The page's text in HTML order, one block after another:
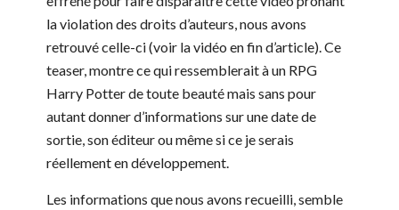
la violation des droits d’auteurs, nous avons
retrouvé celle-ci (voir la vidéo en fin d’article). Ce
teaser, montre ce qui ressemblerait à un RPG
Harry Potter de toute beauté mais sans pour
autant donner d’informations sur une date de
sortie, son éditeur ou même si ce je serais
réellement en développement.
Les informations que nous avons recueilli, semble